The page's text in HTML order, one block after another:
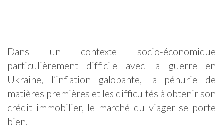
Dans un contexte socio-économique
particulièrement difficile avec la guerre en
Ukraine, l’inflation galopante, la pénurie de
matières premières et les difficultés à obtenir son
crédit immobilier, le marché du viager se porte
bien.